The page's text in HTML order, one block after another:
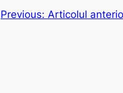
Previous: Articolul